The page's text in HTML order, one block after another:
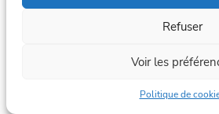
Refuser
Voir les
Politique de